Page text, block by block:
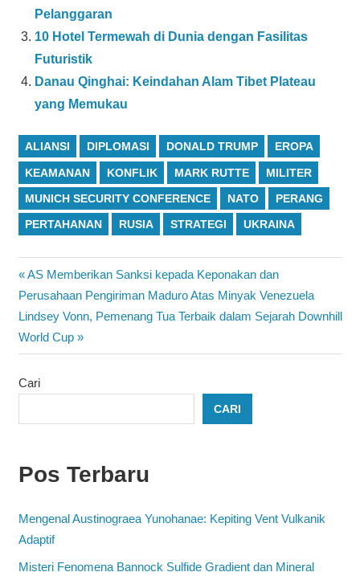
Pelanggaran
10 Hotel Termewah di Dunia dengan Fasilitas
Futuristik
Danau Qinghai: Keindahan Alam Tibet Plateau
yang Memukau
ALIANSI DIPLOMASI DONALD TRUMP EROPA
KEAMANAN KONFLIK MARK RUTTE MILITER
MUNICH SECURITY CONFERENCE NATO PERANG
PERTAHANAN RUSIA STRATEGI UKRAINA
Navigasi
pos
Previous
Post:
AS Memberikan Sanksi kepada Keponakan dan
Perusahaan Pengiriman Maduro Atas Minyak Venezuela
Next
Post:
Lindsey Vonn, Pemenang Tua Terbaik dalam Sejarah Downhill
World Cup
Cari
CARI
Pos Terbaru
Mengenal Austinograea Yunohanae: Kepiting Vent Vulkanik
Adaptif
Misteri Fenomena Bannock Sulfide Gradient dan Mineral